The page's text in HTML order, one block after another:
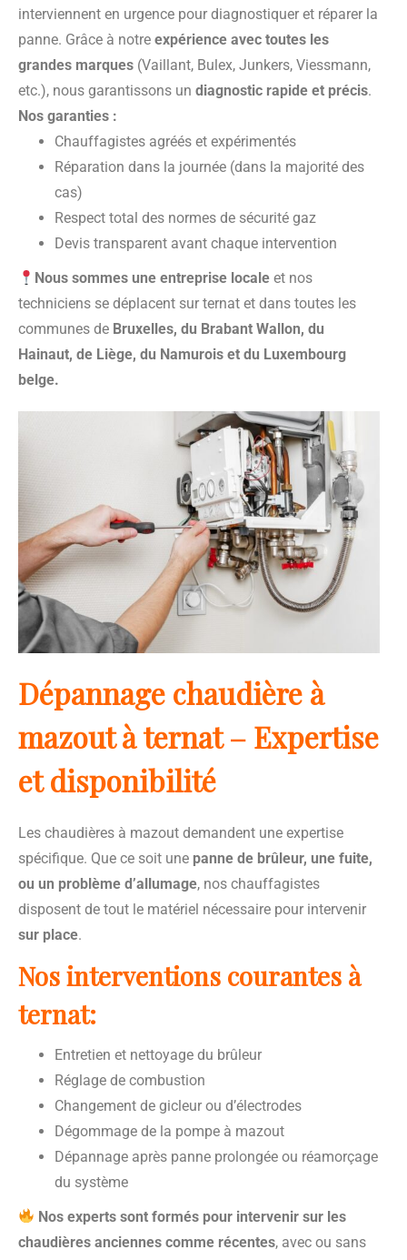
interviennent en urgence pour diagnostiquer et réparer la
panne. Grâce à notre expérience avec toutes les
grandes marques (Vaillant, Bulex, Junkers, Viessmann,
etc.), nous garantissons un diagnostic rapide et précis.
Nos garanties :
Chauffagistes agréés et expérimentés
Réparation dans la journée (dans la majorité des
cas)
Respect total des normes de sécurité gaz
Devis transparent avant chaque intervention
Nous sommes une entreprise locale et nos
techniciens se déplacent sur ternat et dans toutes les
communes de Bruxelles, du Brabant Wallon, du
Hainaut, de Liège, du Namurois et du Luxembourg
belge.
Dépannage chaudière à
mazout à ternat – Expertise
et disponibilité
Les chaudières à mazout demandent une expertise
spécifique. Que ce soit une panne de brûleur, une fuite,
ou un problème d’allumage, nos chauffagistes
disposent de tout le matériel nécessaire pour intervenir
sur place.
Nos interventions courantes à
ternat:
Entretien et nettoyage du brûleur
Réglage de combustion
Changement de gicleur ou d’électrodes
Dégommage de la pompe à mazout
Dépannage après panne prolongée ou réamorçage
du système
Nos experts sont formés pour intervenir sur les
chaudières anciennes comme récentes, avec ou sans